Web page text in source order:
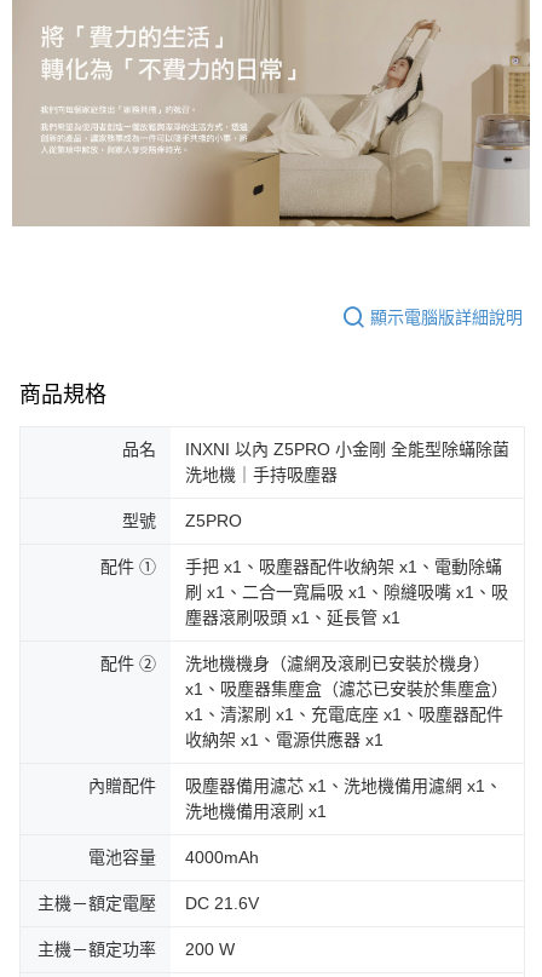
顯示電腦版詳細說明
商品規格
品名
INXNI 以內 Z5PRO 小金剛 全能型除蟎除菌
洗地機｜手持吸塵器
型號 Z5PRO
配件 ①
手把 x1、吸塵器配件收納架 x1、電動除蟎
刷 x1、二合一寬扁吸 x1、隙縫吸嘴 x1、吸
塵器滾刷吸頭 x1、延長管 x1
配件 ②
洗地機機身（濾網及滾刷已安裝於機身）
x1、吸塵器集塵盒（濾芯已安裝於集塵盒）
x1、清潔刷 x1、充電底座 x1、吸塵器配件
收納架 x1、電源供應器 x1
內贈配件
吸塵器備用濾芯 x1、洗地機備用濾網 x1、
洗地機備用滾刷 x1
電池容量 4000mAh
主機－額定電壓 DC 21.6V
主機－額定功率 200 W